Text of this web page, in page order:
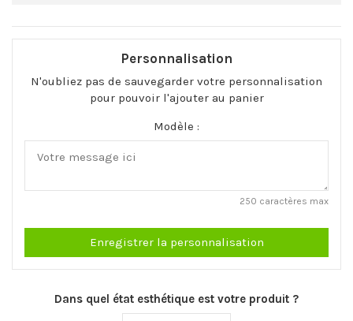
Personnalisation
N'oubliez pas de sauvegarder votre personnalisation
pour pouvoir l'ajouter au panier
Modèle :
250 caractères max
Enregistrer la personnalisation
Dans quel état esthétique est votre produit ?